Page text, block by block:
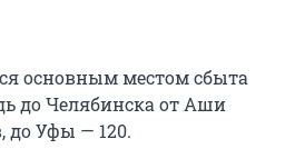
основным местом сбыта
до Челябинска от Аши
до Уфы — 120.